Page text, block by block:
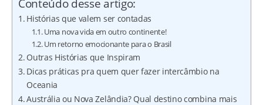
Conteúdo desse artigo:
Histórias que valem ser contadas
Uma nova vida em outro continente!
Um retorno emocionante para o Brasil
Outras Histórias que Inspiram
Dicas práticas pra quem quer fazer intercâmbio na
Oceania
Austrália ou Nova Zelândia? Qual destino combina mais